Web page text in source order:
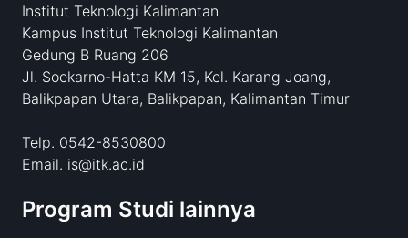
Institut Teknologi Kalimantan
Kampus Institut Teknologi Kalimantan
Gedung B Ruang 206
Jl. Soekarno-Hatta KM 15, Kel. Karang Joang,
Balikpapan Utara, Balikpapan, Kalimantan Timur
Telp. 0542-8530800
Email. is@itk.ac.id
Program Studi lainnya